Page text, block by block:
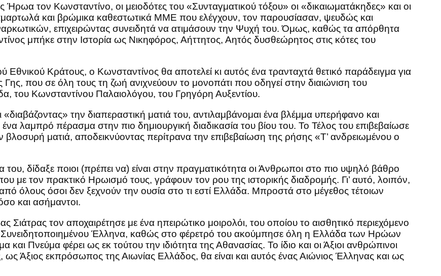
τον Κωνσταντίνο, οι μειοδότες του «Συνταγματικού τόξου» οι «δικαιωματάκηδες» και οι
και βρώμικα καθεστωτικά ΜΜΕ που ελέγχουν, τον παρουσίασαν, ψευδώς και
επιχειρώντας συνειδητά να ατιμάσουν την Ψυχή του. Όμως, καθώς τα απόρθητα
μπήκε στην Ιστορία ως Νικηφόρος, Αήττητος, Αητός δυσθεώρητος στις κότες του
Εθνικού Κράτους, ο Κωνσταντίνος θα αποτελεί κι αυτός ένα τρανταχτά θετικό παράδειγμα για
που σε όλη τους τη ζωή ανιχνεύουν το μονοπάτι που οδηγεί στην διαιώνιση του
του Κωνσταντίνου Παλαιολόγου, του Γρηγόρη Αυξεντίου.
την διαπεραστική ματιά του, αντιλαμβάνομαι ένα βλέμμα υπερήφανο και
λαμπρό πέρασμα στην πιο δημιουργική διαδικασία του βίου του. Το Τέλος του επιβεβαίωσε
βλοσυρή ματιά, αποδεικνύοντας περίτρανα την επιβεβαίωση της ρήσης «Τ’ ανδρειωμένου ο
δίδαξε ποιοι (πρέπει να) είναι στην πραγματικότητα οι Άνθρωποι στο πιο υψηλό βάθρο
με τον πρακτικό Ηρωισμό τους, γράφουν τον ρου της ιστορικής διαδρομής. Γι’ αυτό, λοιπόν,
όλους όσοι δεν ξεχνούν την ουσία στο τι εστί Ελλάδα. Μπροστά στο μέγεθος τέτοιων
και ασήμαντοι.
Σιάτρας τον αποχαιρέτησε με ένα ηπειρώτικο μοιρολόι, του οποίου το αισθητικό περιεχόμενο
Συνειδητοποιημένου Έλληνα, καθώς στο φέρετρό του ακούμπησε όλη η Ελλάδα των Ηρώων
Πνεύμα φέρει ως εκ τούτου την ιδιότητα της Αθανασίας. Το ίδιο και οι Άξιοι ανθρώπινοι
ως Άξιος εκπρόσωπος της Αιωνίας Ελλάδος, θα είναι και αυτός ένας Αιώνιος Έλληνας και ως